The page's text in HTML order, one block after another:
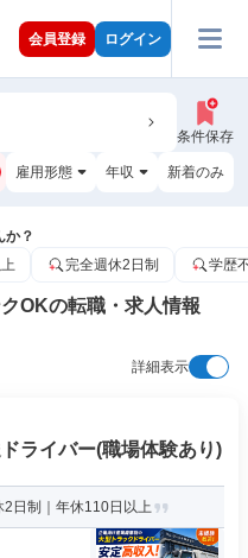
会員登録 ログイン
条件保存
雇用形態 年収 新着のみ
か？
完全週休2日制 学歴
OKの転職・求人情報
詳細表示
ライバー(職場体験あり)
2日制｜年休110日以上